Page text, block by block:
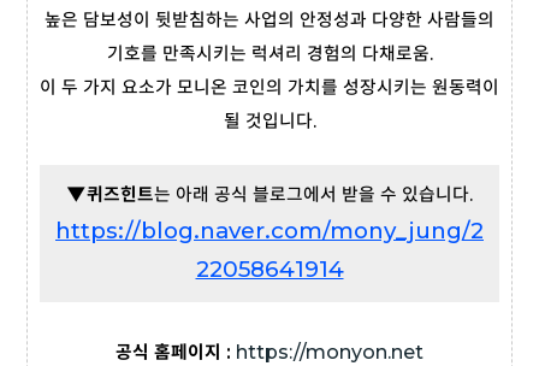
높은 담보성이 뒷받침하는 사업의 안정성과 다양한 사람들의
기호를 만족시키는 럭셔리 경험의 다채로움.
이 두 가지 요소가 모니온 코인의 가치를 성장시키는 원동력이
될 것입니다.
▼퀴즈힌트는 아래 공식 블로그에서 받을 수 있습니다.
https://blog.naver.com/mony_jung/2
22058641914
공식 홈페이지 : https://monyon.net